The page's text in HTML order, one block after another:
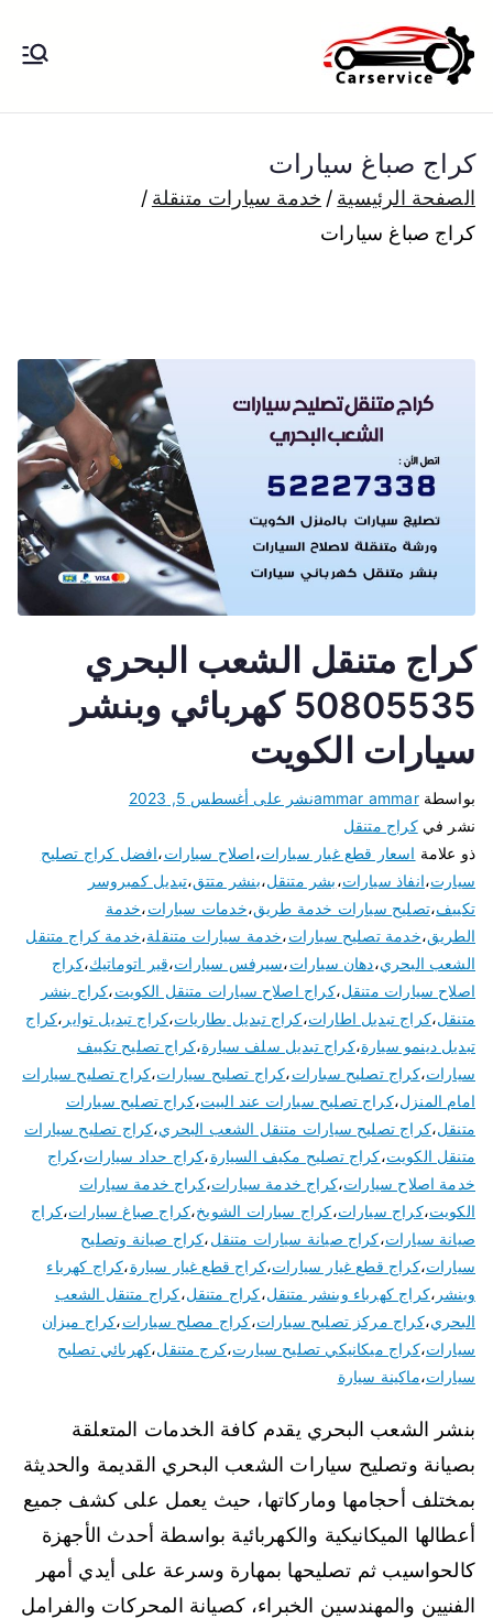
إلى
المحتوى
الكويت
بنشر متنقل الكويت كهرباء وبنشر تبديل
بارخص الاسعاركراج صباغ سيارات
الصفحة الرئيسية
خدمة سيارات متنقلة
كراج صباغ سيارات
كراج متنقل الشعب البحري
50805535 كهربائي وبنشر
سيارات الكويت
بواسطةammar ammarنشر على أغسطس 5, 2023
نشر فيكراج متنقل
ذو علامة اسعار قطع غيار سيارات،اصلاح سيارات،افضل كراج تصليح
سيارت،انفاذ سيارات،بشر متنقل،بنشر متتق،تبديل كمبروسر
تكييف،تصليح سيارات خدمة طريق،خدمات سيارات،خدمة
الطريق،خدمة تصليح سيارات،خدمة سيارات متنقلة،خدمة كراج متنقل
الشعب البحري،دهان سيارات،سيرفس سيارات،قير اتوماتيك،كراج
اصلاح سيارات متنقل،كراج اصلاح سيارات متنقل الكويت،كراج بنشر
متنقل،كراج تبديل اطارات،كراج تبديل بطاريات،كراج تبديل تواير ،كراج
تبديل دينمو سيارة،كراج تبديل سلف سيارة،كراج تصليح تكييف
سيارات،كراج تصليح سبارات،كراج تصليح سيارات،كراج تصليح سيارات
امام المنزل،كراج تصليح سيارات عند البيت،كراج تصليح سيارات
متنقل،كراج تصليح سيارات متنقل الشعب البحري،كراج تصليح سيارات
متنقل الكويت،كراج تصليح مكيف السيارة،كراج حداد سيارات،كراج
خدمة اصلاح سيارات،كراج خدمة سيارات،كراج خدمة سيارات
الكويت،كراج سيارات،كراج سيارات الشويخ،كراج صباغ سيارات،كراج
صيانة سيارات،كراج صيانة سيارات متنقل،كراج صيانة وتصليح
سيارات،كراج قطع غيار سيارات،كراج قطع غيار سيارة،كراج كهرباء
وبنشر ،كراج كهرباء وبنشر متنقل،كراج متنقل،كراج متنقل الشعب
البحري،كراج مركز تصليح سيارات،كراج مصلح سيارات،كراج ميزان
سيارات،كراج ميكانيكي تصليح سيارت،كرج متنقل،كهربائي تصليح
سيارات،ماكينة سيارة
بنشر الشعب البحري يقدم كافة الخدمات المتعلقة
بصيانة وتصليح سيارات الشعب البحري القديمة والحديثة
بمختلف أحجامها وماركاتها، حيث يعمل على كشف جميع
أعطالها الميكانيكية والكهربائية بواسطة أحدث الأجهزة
كالحواسيب ثم تصليحها بمهارة وسرعة على أيدي أمهر
الفنيين والمهندسين الخبراء، كصيانة المحركات والفرامل